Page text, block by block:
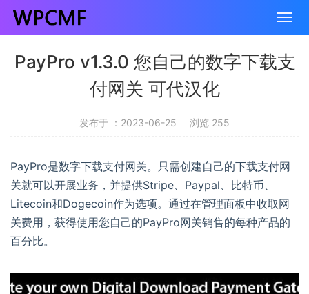
PayPro v1.3.0 您自己的数字下载支
付网关 可代汉化
发布于 ：2023-06-25 浏览 255
PayPro是数字下载支付网关。只需创建自己的下载支付网
关就可以开展业务，并提供Stripe、Paypal、比特币、
Litecoin和Dogecoin作为选项。通过在管理面板中收取网
关费用，获得使用您自己的PayPro网关销售的每种产品的
百分比。